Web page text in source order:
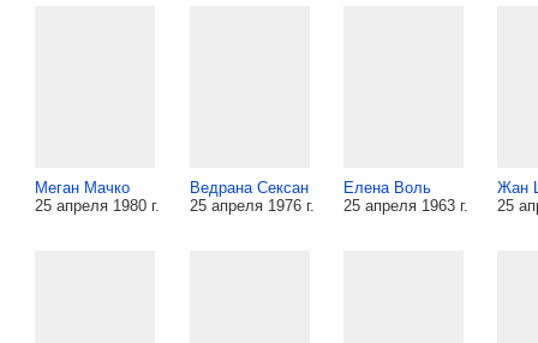
Меган Мачко
25 апреля 1980 г.
Ведрана Сексан
25 апреля 1976 г.
Елена Воль
25 апреля 1963 г.
Жан
25